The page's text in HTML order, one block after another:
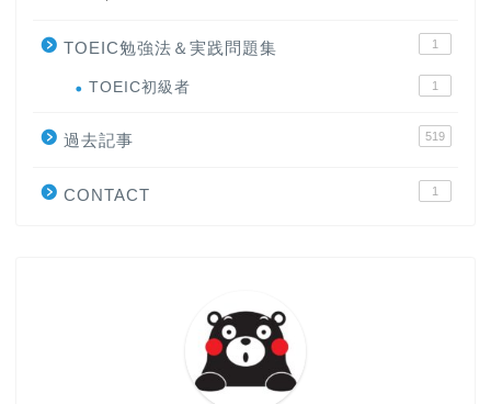
TOEIC勉強法＆実践問題集 1
TOEIC初級者 1
過去記事 519
CONTACT 1
大学入試英語対策講座
英語名言・格言・カッコい
い英語＆素敵な英文フレー